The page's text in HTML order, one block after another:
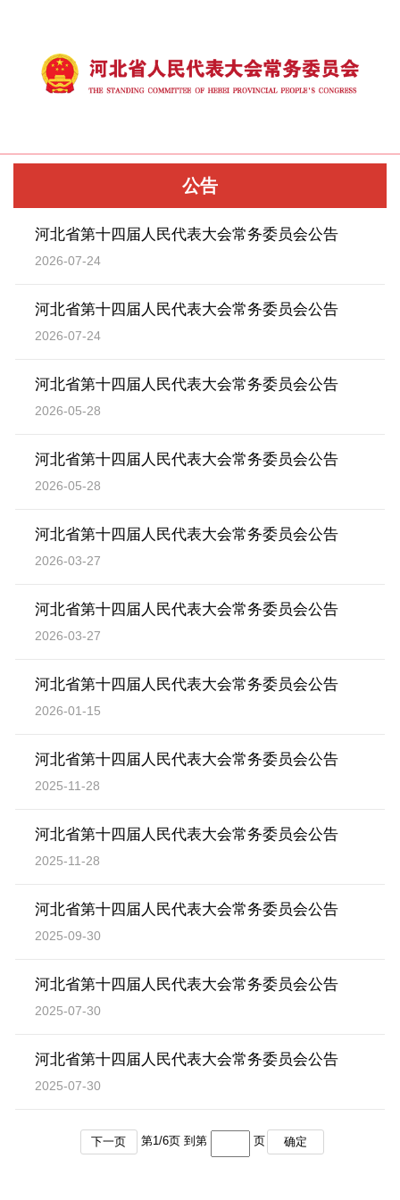
公告
河北省第十四届人民代表大会常务委员会公告
2026-07-24
河北省第十四届人民代表大会常务委员会公告
2026-07-24
河北省第十四届人民代表大会常务委员会公告
2026-05-28
河北省第十四届人民代表大会常务委员会公告
2026-05-28
河北省第十四届人民代表大会常务委员会公告
2026-03-27
河北省第十四届人民代表大会常务委员会公告
2026-03-27
河北省第十四届人民代表大会常务委员会公告
2026-01-15
河北省第十四届人民代表大会常务委员会公告
2025-11-28
河北省第十四届人民代表大会常务委员会公告
2025-11-28
河北省第十四届人民代表大会常务委员会公告
2025-09-30
河北省第十四届人民代表大会常务委员会公告
2025-07-30
河北省第十四届人民代表大会常务委员会公告
2025-07-30
下一页 第1 /6页 到第 页 确定